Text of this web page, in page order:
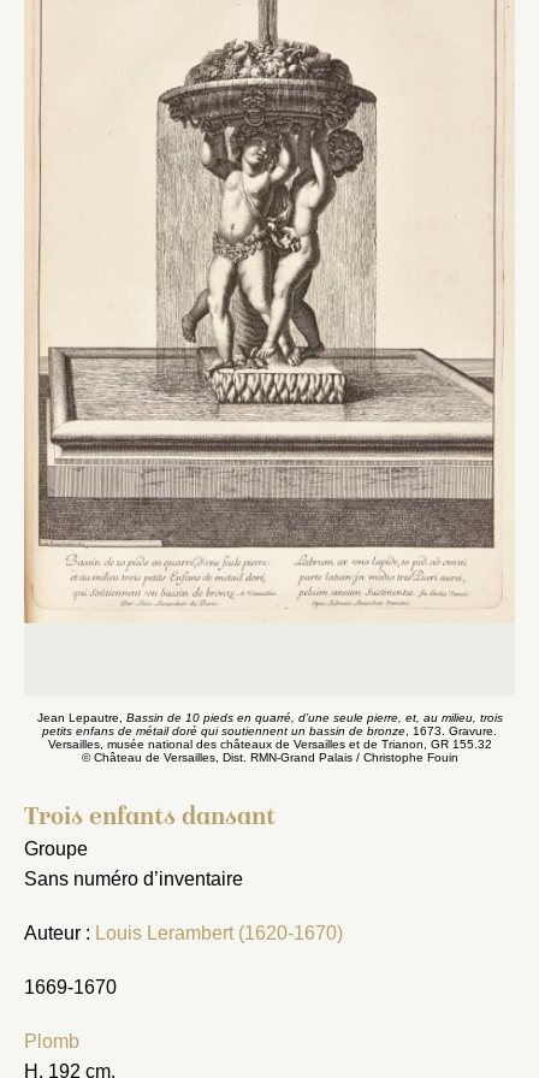
Jean Lepautre, Bassin de 10 pieds en quarré, d’une seule pierre, et, au milieu, trois
petits enfans de métail doré qui soutiennent un bassin de bronze , 1673. Gravure.
Versailles, musée national des châteaux de Versailles et de Trianon, GR 155.32
© Château de Versailles, Dist. RMN-Grand Palais / Christophe Fouin
Trois enfants dansant
Groupe
Sans numéro d’inventaire
Auteur : Louis Lerambert (1620-1670)
1669-1670
Plomb
H. 192 cm.